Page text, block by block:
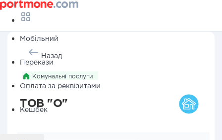
Мобільний
Перекази
Оплата за реквізитами
Кешбек
Назад
Комунальні послуги
ТОВ "О"